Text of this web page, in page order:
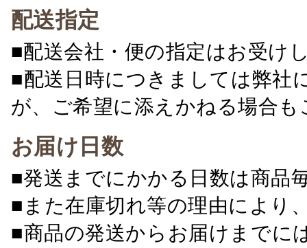
配送指定
■配送会社・便の指定はお受け
■配送日時につきましては弊社
が、ご希望に添えかねる場合
お届け日数
■発送までにかかる日数は商品
■また在庫切れ等の理由により
■商品の発送からお届けまでに